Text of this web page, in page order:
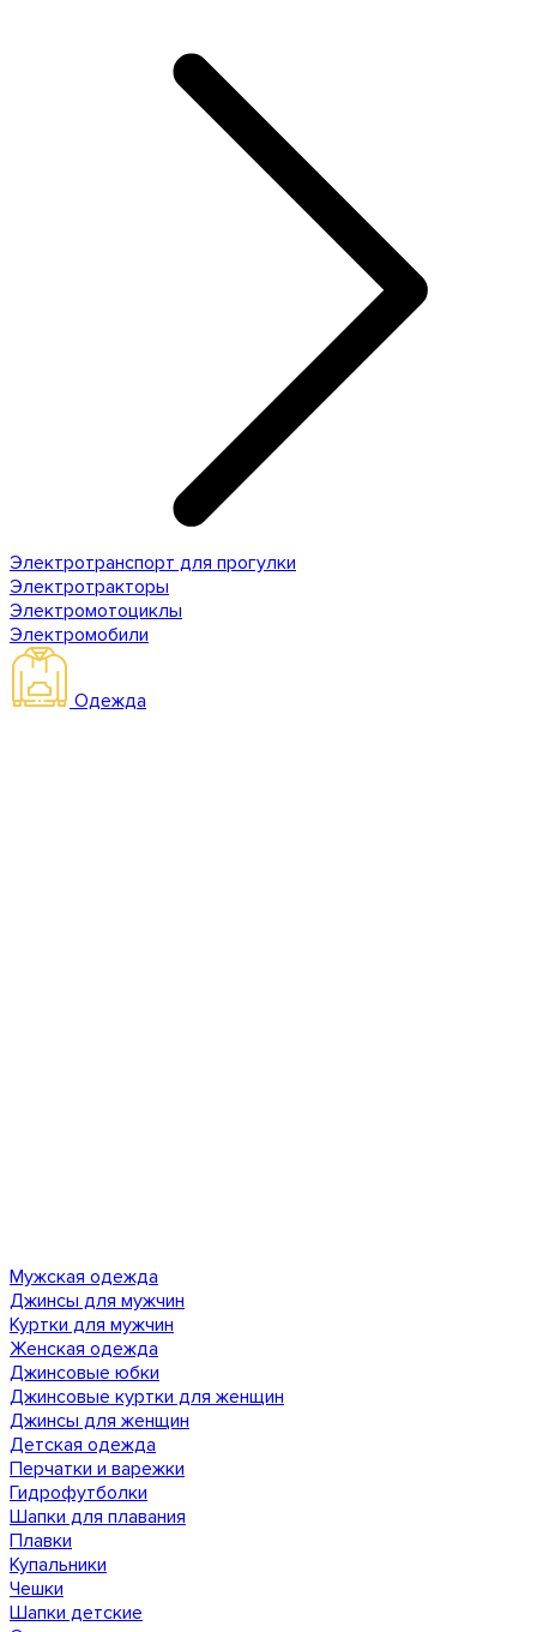
Электротранспорт для прогулки
Электротракторы
Электромотоциклы
Электромобили
Одежда
Мужская одежда
Джинсы для мужчин
Куртки для мужчин
Женская одежда
Джинсовые юбки
Джинсовые куртки для женщин
Джинсы для женщин
Детская одежда
Перчатки и варежки
Гидрофутболки
Шапки для плавания
Плавки
Купальники
Чешки
Шапки детские